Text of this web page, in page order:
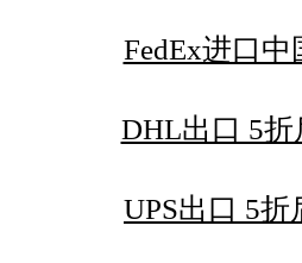
FedEx进口中
DHL出口 5折
UPS出口 5折